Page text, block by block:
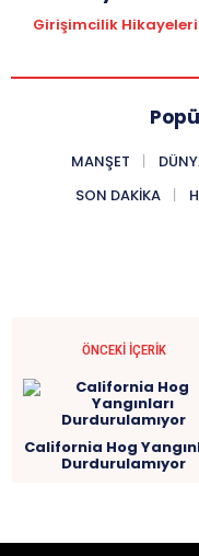
Girişimcilik Hikayeleri
MANŞET
SON DAKIKA
ÖNCEKI İÇERIK
California Hog
Durdurulamıyor